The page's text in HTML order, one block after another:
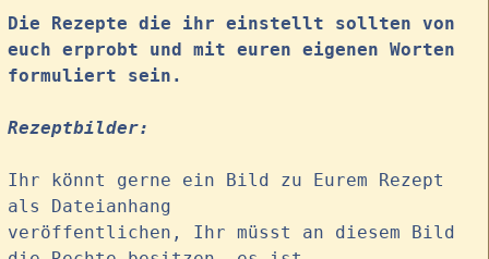
Die Rezepte die ihr einstellt sollten von
euch erprobt und mit euren eigenen Worten
formuliert sein.
Rezeptbilder:
Ihr könnt gerne ein Bild zu Eurem Rezept
als Dateianhang
veröffentlichen, Ihr müsst an diesem Bild